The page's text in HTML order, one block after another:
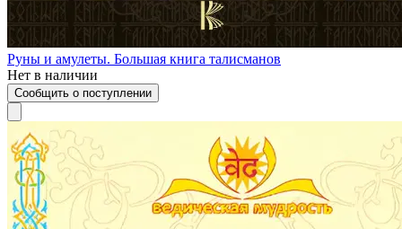
Руны и амулеты. Большая книга талисманов
Нет в наличии
Сообщить о поступлении